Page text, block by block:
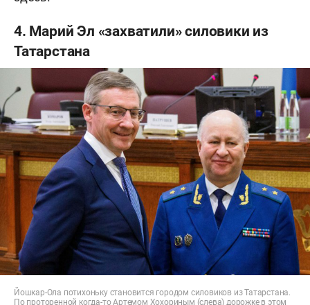
4. Марий Эл «захватили» силовики из
Татарстана
Йошкар-Ола потихоньку становится городом силовиков из Татарстана.
По проторенной когда-то Артемом Хохориным (слева) дорожке в этом